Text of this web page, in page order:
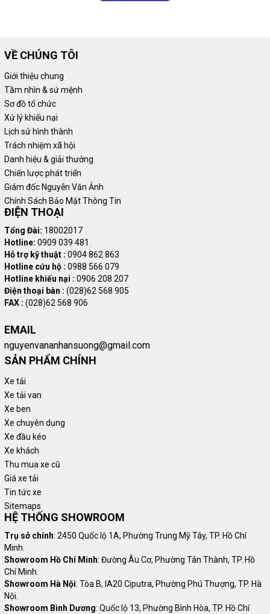
Tổng hợp các loại xe tải Fuso tại Ô tô An Sương
Giới thiệu xe tải Fuso
Xe tải Fuso là dòng sản phẩm của hãng xe Mitsubishi Motors
Corporation - một trong những thương hiệu hàng đầu trong ngành
công nghiệp ô tô trên thế giới. Với hơn một thế kỷ kinh nghiệm và
uy tín, xe tải Fuso đã khẳng định được chất lượng và độ tin cậy
của mình trên thị trường.
Thương hiệu xe tải Fuso bắt nguồn từ Nhật Bản vào năm 1934 và
được Daimler Truck mua lại vào năm 2006. Hiện nay, nó là kết hợp
giữa hai tập đoàn hàng đầu của Đức và Nhật Bản. Với sự đầu tư
khẳng định vị thế trên thị trường toàn cầu, đặc biệt là tại Việt Nam
- một thị trường tiềm năng.
Giới thiệu xe tải Đô ThànhTẠI ĐÂY
Dòng xe tải Fuso mang đến một loạt các lựa chọn phù hợp với
nhu cầu và mục đích sử dụng khác nhau của khách hàng. Tùy
Sương cung cấp một số sản phẩm của
như sau:
Xe tải nhẹ phân khúc từ 1 tấn - 2 tấn:
tải Fuso 1t9. Phù hợp cho vận chuyển hàng hóa nhẹ và
trung bình như hàng hóa tiêu dùng, vật liệu xây dựng nhỏ
gọn, hàng hóa trong thành phố và vận chuyển hàng hóa
trong khoảng cách ngắn.
Xe tải trung bình phân khúc từ 3 tấn - 4 tấn: Xe tải Fuso 3t3,
Xe tải Fuso 3t95
trung bình đến nặng như vật liệu xây dựng, hàng hóa công
nghiệp, hàng hóa đóng gói.
Xe tải Fuso 7t3, Xe tải Fuso 8t3,Xe tải Fuso 15t1. Sử dụng
động cơ Diesel mạnh mẽ vượt trội phù hợp cho các hàng
hóa cồng kềnh, tải trọng nặng.
VỀ CHÚNG TÔI
Giới thiệu chung
Tầm nhìn & sứ mệnh
Sơ đồ tổ chức
Xử lý khiếu nại
Lịch sử hình thành
Trách nhiệm xã hội
Danh hiệu & giải thưởng
Chiến lược phát triển
Giám đốc Nguyễn Văn Ảnh
Chính Sách Bảo Mật Thông Tin
ĐIỆN THOẠI
Tổng Đài: 18002017
Hotline: 0909 039 481
Hỗ trợ kỹ thuật : 0904 862 863
Hotline cứu hộ : 0988 566 079
Hotline khiếu nại : 0906 208 207
Điện thoại bàn : (028)62 568 905
FAX : (028)62 568 906
EMAIL
nguyenvananhansuong@gmail.com
SẢN PHẨM CHÍNH
Xe tải
Xe tải van
Xe ben
Xe chuyên dụng
Xe đầu kéo
Xe khách
Thu mua xe cũ
Giá xe tải
Tin tức xe
Sitemaps
HỆ THỐNG SHOWROOM
Trụ sở chính: 2450 Quốc lộ 1A, Phường Trung Mỹ Tây, TP. Hồ Chí
Minh.
Showroom Hồ Chí Minh: Đường Âu Cơ, Phường Tân Thành, TP. Hồ
Chí Minh.
Showroom Hà Nội: Tòa B, IA20 Ciputra, Phường Phú Thượng, TP. Hà
Nội.
Showroom Bình Dương: Quốc lộ 13, Phường Bình Hòa, TP. Hồ Chí